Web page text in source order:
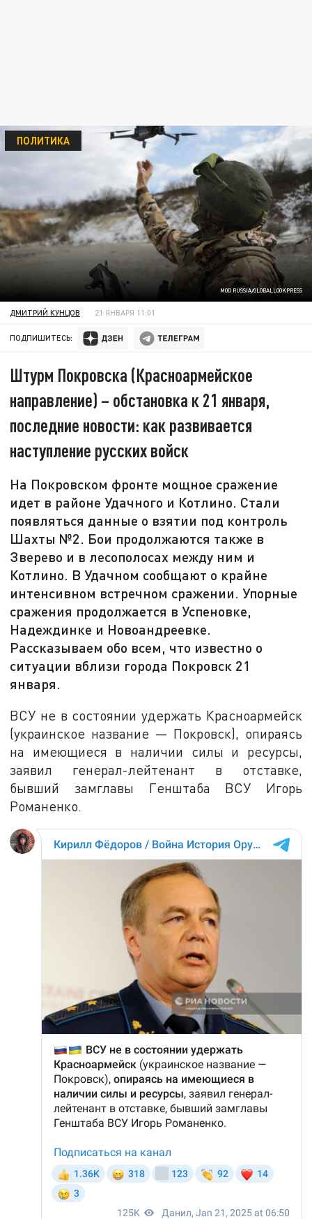
MOD RUSSIA/GLOBALLOOKPRESS
ПОЛИТИКА
ДМИТРИЙ КУНЦОВ 21 ЯНВАРЯ 11:01
ПОДПИШИТЕСЬ:
Штурм Покровска (Красноармейское
направление) – обстановка к 21 января,
последние новости: как развивается
наступление русских войск
На Покровском фронте мощное сражение
идет в районе Удачного и Котлино. Стали
появляться данные о взятии под контроль
Шахты №2. Бои продолжаются также в
Зверево и в лесополосах между ним и
Котлино. В Удачном сообщают о крайне
интенсивном встречном сражении. Упорные
сражения продолжается в Успеновке,
Надеждинке и Новоандреевке.
Рассказываем обо всем, что известно о
ситуации вблизи города Покровск 21
января.
ВСУ не в состоянии удержать Красноармейск
(украинское название — Покровск), опираясь
на имеющиеся в наличии силы и ресурсы,
заявил генерал-лейтенант в отставке,
бывший замглавы Генштаба ВСУ Игорь
Романенко.